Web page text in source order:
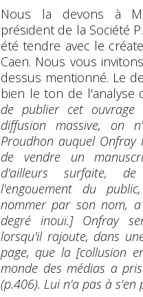
Nous la devons à
président de la Société
été tendre avec le
Caen. Nous vous
dessus mentionné. Le
bien le ton de l'analyse
de publier cet
diffusion massive, on
Proudhon auquel Onfray
de vendre un
d'ailleurs surfaite,
l'engouement du
nommer par son nom,
degré inouï.] Onfray
lorsqu'il rajoute, dans
page, que la [collusion
monde des médias a
(p.406). Lui n'a pas à s'en